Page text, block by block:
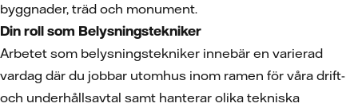
byggnader, träd och monument.
Din roll som Belysningstekniker
Arbetet som belysningstekniker innebär en varierad
vardag där du jobbar utomhus inom ramen för våra drift-
och underhållsavtal samt hanterar olika tekniska